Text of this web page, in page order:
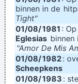
binnen in de
Tight"
01/08/1981 :
Eglesias binnen
"Amor De Mis
01/08/1982:
Scheepkens
01/08/1983 :